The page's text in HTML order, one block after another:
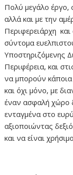
Πολύ μεγάλο έργο,
αλλά και με την
Περιφερειάρχη
σύντομα
Υποστηριζόμενης
Περιφέρεια, και
να μπορούν
και όχι μόνο, με
έναν ασφαλή χώρο
ενταγμένα στο
αξιοποιώντας
και να είναι